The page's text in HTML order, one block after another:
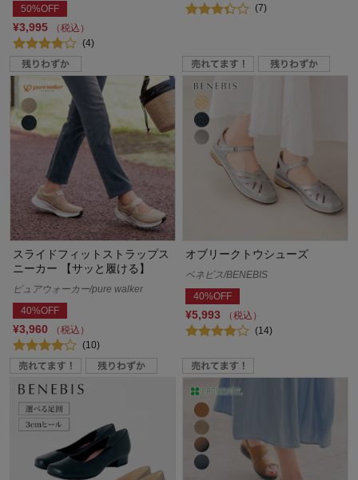
50%OFF
¥3,995
（税込）
(4)
(7)
スライドフィットストラップス
ニーカー 【サッと履ける】
ピュアウォーカー/pure walker
40%OFF
¥3,960
（税込）
(10)
オブリークトウシューズ
ベネビス/BENEBIS
40%OFF
¥5,993
（税込）
(14)